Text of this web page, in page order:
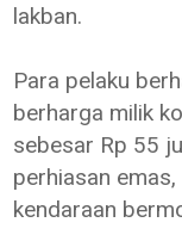
lakban.
Para pelaku
berharga milik
sebesar Rp 55
perhiasan
kendaraan